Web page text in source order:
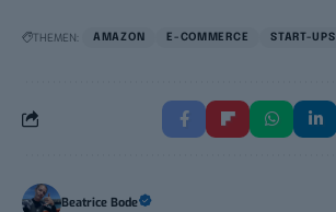
THEMEN: AMAZON E-COMMERCE START-UPS
Beatrice Bode